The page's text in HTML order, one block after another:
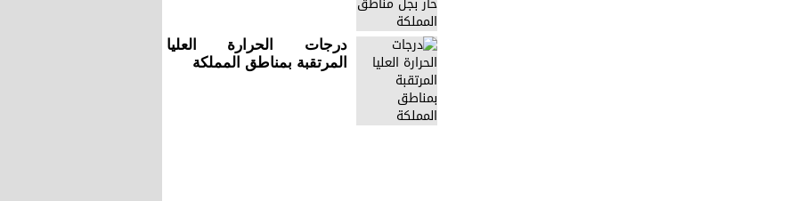
درجات الحرارة العليا
المرتقبة بمناطق المملكة